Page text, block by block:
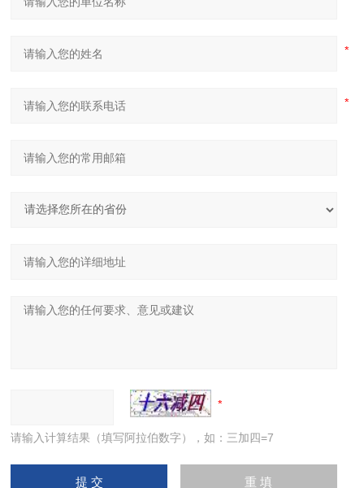
请输入计算结果（填写阿拉伯数字），如：三加四=7